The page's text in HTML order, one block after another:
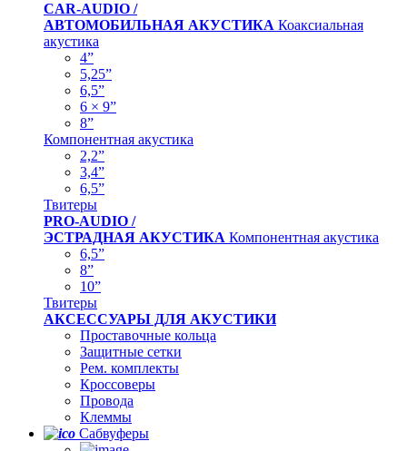
CAR-AUDIO /
АВТОМОБИЛЬНАЯ АКУСТИКА Коаксиальная
акустика
4”
5,25”
6,5”
6 × 9”
8”
Компонентная акустика
2,2”
3,4”
6,5”
Твитеры
PRO-AUDIO /
ЭСТРАДНАЯ АКУСТИКА Компонентная акустика
6,5”
8”
10”
Твитеры
АКСЕССУАРЫ ДЛЯ АКУСТИКИ
Проставочные кольца
Защитные сетки
Рем. комплекты
Кроссоверы
Провода
Клеммы
Сабвуферы